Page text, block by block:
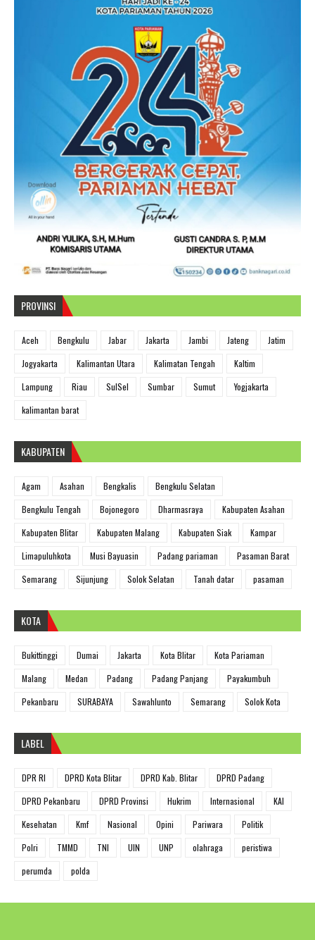
PROVINSI
Aceh Bengkulu Jabar Jakarta Jambi Jateng
Jatim
Jogyakarta
Kalimantan Utara Kalimatan Tengah
Kaltim
Lampung
Riau SulSel Sumbar Sumut
Yogjakarta
kalimantan barat
KABUPATEN
Agam Asahan Bengkalis
Bengkulu Selatan
Bengkulu Tengah
Bojonegoro Dharmasraya
Kabupaten Asahan
Kabupaten Blitar
Kabupaten Malang Kabupaten Siak
Kampar
Limapuluhkota
Musi Bayuasin Padang pariaman
Pasaman Barat
Semarang
Sijunjung Solok Selatan Tanah datar pasaman
KOTA
Bukittinggi Dumai Jakarta Kota Blitar
Kota Pariaman
Malang
Medan Padang Padang Panjang
Payakumbuh
Pekanbaru
SURABAYA Sawahlunto Semarang Solok Kota
LABEL
DPR RI DPRD Kota Blitar DPRD Kab. Blitar
DPRD Padang
DPRD Pekanbaru
DPRD Provinsi Hukrim Internasional
KAI
Kesehatan
Kmf Nasional Opini Pariwara
Politik
Polri
TMMD TNI UIN UNP olahraga
peristiwa
perumda
polda